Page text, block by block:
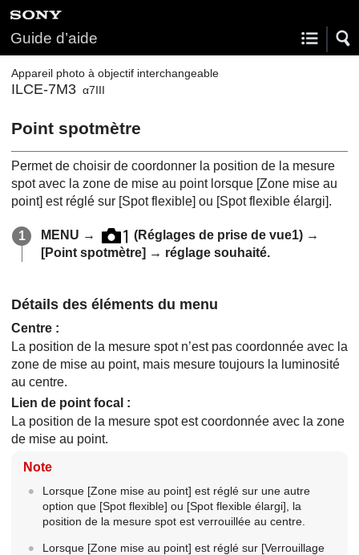
Guide d’aide
Appareil photo à objectif interchangeable
ILCE-7M3 α7III
Point spotmètre
Permet de choisir de coordonner la position de la mesure
spot avec la zone de mise au point lorsque [Zone mise au
point] est réglé sur [Spot flexible] ou [Spot flexible élargi].
MENU → (Réglages de prise de vue1) →
[Point spotmètre] → réglage souhaité.
Détails des éléments du menu
Centre :
La position de la mesure spot n’est pas coordonnée avec la
zone de mise au point, mais mesure toujours la luminosité
au centre.
Lien de point focal :
La position de la mesure spot est coordonnée avec la zone
de mise au point.
Note
Lorsque [Zone mise au point] est réglé sur une autre
option que [Spot flexible] ou [Spot flexible élargi] , la
position de la mesure spot est verrouillée au centre.
Lorsque [Zone mise au point] est réglé sur [Verrouillage